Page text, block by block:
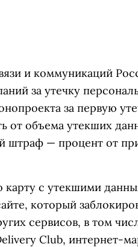
и коммуникаций
за утечку
за первую
от объема утекших
штраф — процент от
карту с утекшими
который
сервисов, в том
Club, интернет-